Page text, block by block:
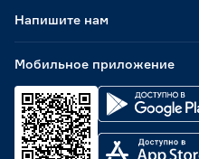
Мобильное приложение
Напишите нам